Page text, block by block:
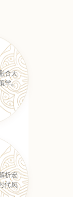
合天
学。
析宏
代风